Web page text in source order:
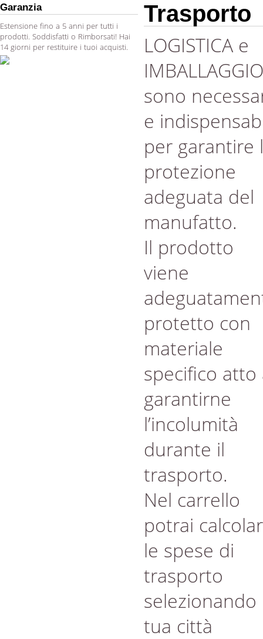
Garanzia
Estensione fino a 5 anni per tutti i
prodotti. Soddisfatti o Rimborsati! Hai
14 giorni per restituire i tuoi acquisti.
Trasporto
LOGISTICA e
IMBALLAGGIO
sono
e
per garantire
protezione
adeguata del
manufatto.
Il prodotto
viene
protetto con
materiale
specifico atto
garantirne
l’incolumità
durante il
trasporto.
Nel carrello
potrai
le spese di
trasporto
selezionando
tua città